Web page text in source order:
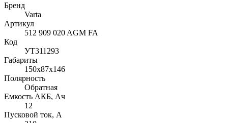
Бренд
Varta
Артикул
512 909 020 AGM FA
Код
УТ311293
Габариты
150x87x146
Полярность
Обратная
Емкость АКБ, Ач
12
Пусковой ток, А